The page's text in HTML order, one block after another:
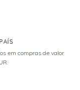
em compras de valor